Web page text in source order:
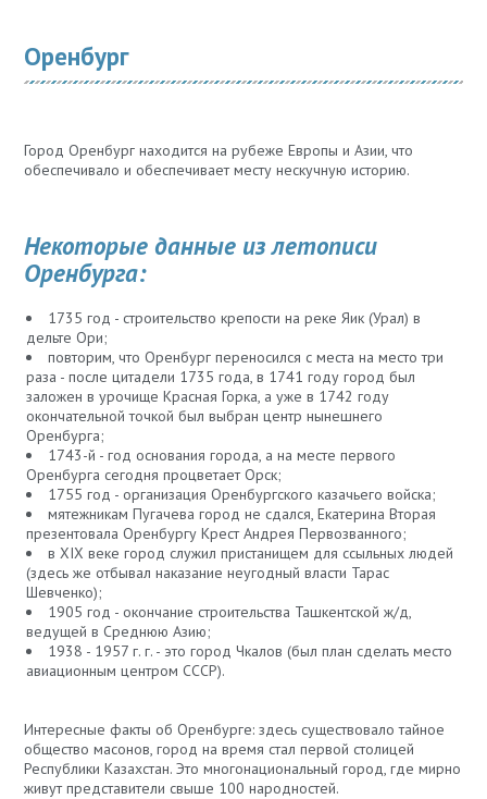
Оренбург
Город Оренбург находится на рубеже Европы и Азии, что
обеспечивало и обеспечивает месту нескучную историю.
Некоторые данные из летописи
Оренбурга:
1735 год - строительство крепости на реке Яик (Урал) в
дельте Ори;
повторим, что Оренбург переносился с места на место три
раза - после цитадели 1735 года, в 1741 году город был
заложен в урочище Красная Горка, а уже в 1742 году
окончательной точкой был выбран центр нынешнего
Оренбурга;
1743-й - год основания города, а на месте первого
Оренбурга сегодня процветает Орск;
1755 год - организация Оренбургского казачьего войска;
мятежникам Пугачева город не сдался, Екатерина Вторая
презентовала Оренбургу Крест Андрея Первозванного;
в XIX веке город служил пристанищем для ссыльных людей
(здесь же отбывал наказание неугодный власти Тарас
Шевченко);
1905 год - окончание строительства Ташкентской ж/д,
ведущей в Среднюю Азию;
1938 - 1957 г. г. - это город Чкалов (был план сделать место
авиационным центром СССР).
Интересные факты об Оренбурге: здесь существовало тайное
общество масонов, город на время стал первой столицей
Республики Казахстан. Это многонациональный город, где мирно
живут представители свыше 100 народностей.